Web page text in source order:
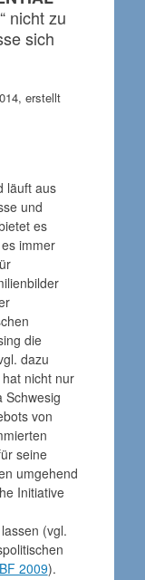
nicht zu
sich
erstellt
läuft aus
und
es
immer
die
dazu
nicht nur
Schwesig
von
seine
umgehend
Initiative
(vgl.
2009).